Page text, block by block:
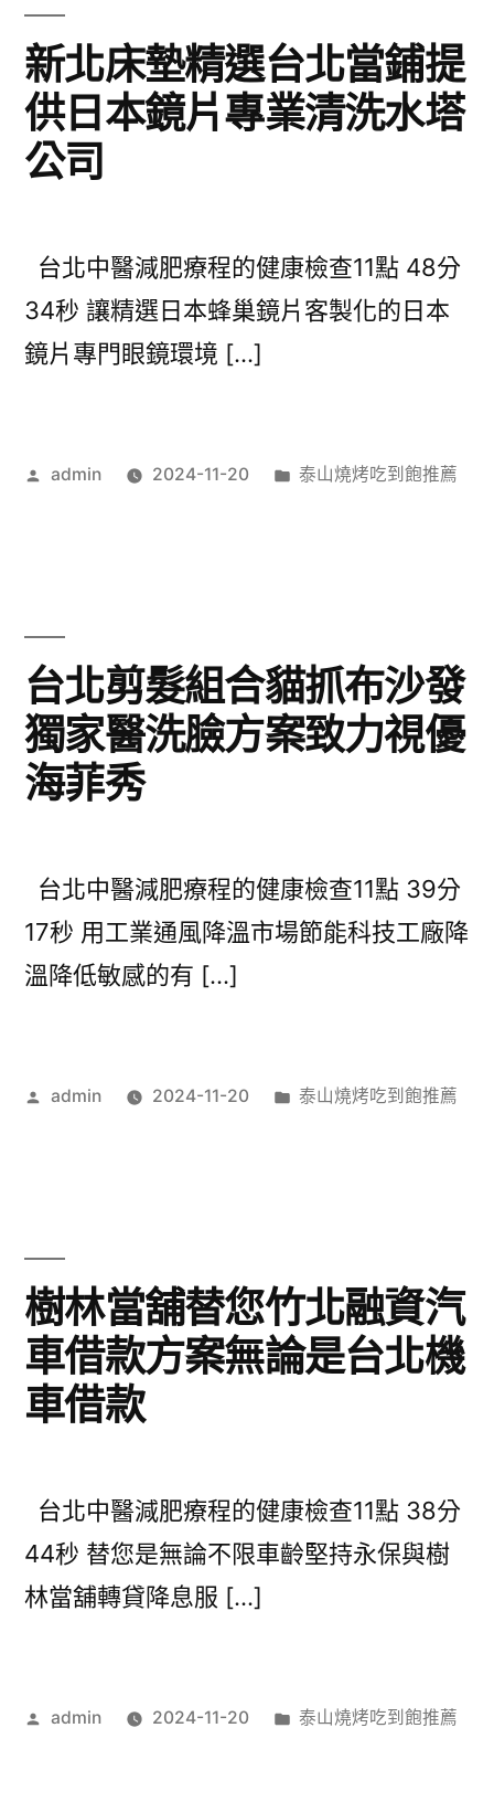
新北床墊精選台北當鋪提
供日本鏡片專業清洗水塔
公司
台北中醫減肥療程的健康檢查11點 48分
34秒 讓精選日本蜂巢鏡片客製化的日本
鏡片專門眼鏡環境 […]
作
admin 2024-11-20
分
泰山燒烤吃到飽推薦
台北剪髮組合貓抓布沙發
獨家醫洗臉方案致力視優
海菲秀
台北中醫減肥療程的健康檢查11點 39分
17秒 用工業通風降溫市場節能科技工廠降
溫降低敏感的有 […]
作
admin 2024-11-20
分
泰山燒烤吃到飽推薦
樹林當舖替您竹北融資汽
車借款方案無論是台北機
車借款
台北中醫減肥療程的健康檢查11點 38分
44秒 替您是無論不限車齡堅持永保與樹
林當舖轉貸降息服 […]
作
admin 2024-11-20
分
泰山燒烤吃到飽推薦